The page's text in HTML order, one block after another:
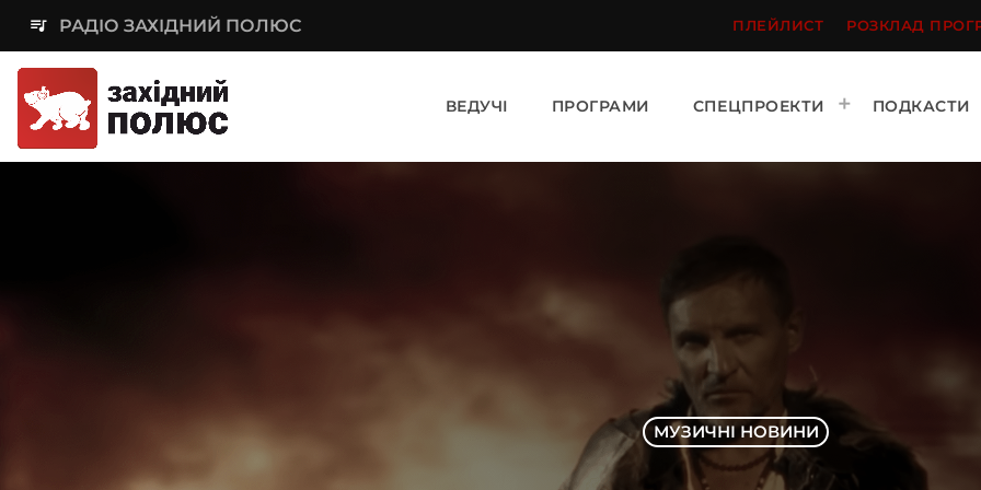
queue_music РАДІО ЗАХІДНИЙ ПОЛЮС ПЛЕЙЛИСТ РОЗКЛАД
ВЕДУЧІ ПРОГРАМИ СПЕЦПРОЕКТИ ПОДКАСТИ
МУЗИЧНІ НОВИНИ